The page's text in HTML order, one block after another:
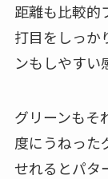
距離も比較的
打目をしっか
ンもしやすい
グリーンもそ
度にうねった
せれるとパタ